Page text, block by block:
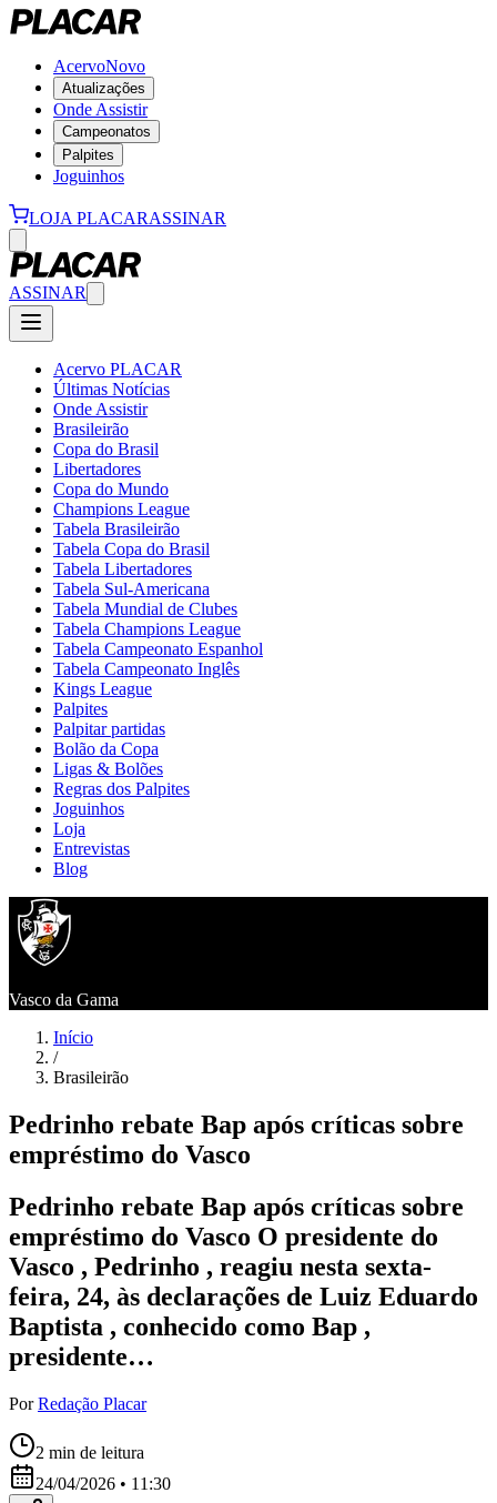
AcervoNovo
Atualizações
Onde Assistir
Campeonatos
Palpites
Joguinhos
LOJA PLACARASSINAR
ASSINAR
Acervo PLACAR
Últimas Notícias
Onde Assistir
Brasileirão
Copa do Brasil
Libertadores
Copa do Mundo
Champions League
Tabela Brasileirão
Tabela Copa do Brasil
Tabela Libertadores
Tabela Sul-Americana
Tabela Mundial de Clubes
Tabela Champions League
Tabela Campeonato Espanhol
Tabela Campeonato Inglês
Kings League
Palpites
Palpitar partidas
Bolão da Copa
Ligas & Bolões
Regras dos Palpites
Joguinhos
Loja
Entrevistas
Blog
Vasco da Gama
Início
/
Brasileirão
Pedrinho rebate Bap após críticas sobre
empréstimo do Vasco
Pedrinho rebate Bap após críticas sobre
empréstimo do Vasco O presidente do
Vasco , Pedrinho , reagiu nesta sexta-
feira, 24, às declarações de Luiz Eduardo
Baptista , conhecido como Bap ,
presidente…
Por Redação Placar
2 min de leitura
24/04/2026 • 11:30